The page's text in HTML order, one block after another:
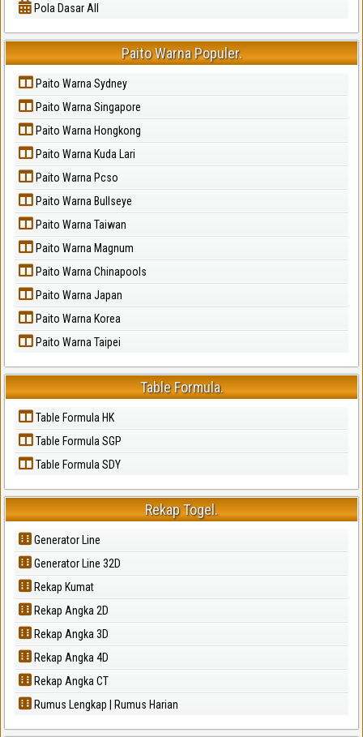
Pola Dasar All
Paito Warna Populer.
Paito Warna Sydney
Paito Warna Singapore
Paito Warna Hongkong
Paito Warna Kuda Lari
Paito Warna Pcso
Paito Warna Bullseye
Paito Warna Taiwan
Paito Warna Magnum
Paito Warna Chinapools
Paito Warna Japan
Paito Warna Korea
Paito Warna Taipei
Table Formula.
Table Formula HK
Table Formula SGP
Table Formula SDY
Rekap Togel.
Generator Line
Generator Line 32D
Rekap Kumat
Rekap Angka 2D
Rekap Angka 3D
Rekap Angka 4D
Rekap Angka CT
Rumus Lengkap | Rumus Harian